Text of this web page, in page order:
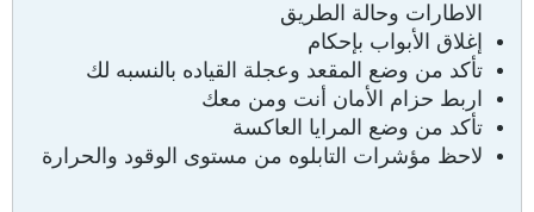
الاطارات وحالة الطريق
إغلاق الأبواب بإحكام
تأكد من وضع المقعد وعجلة القياده بالنسبه لك
اربط حزام الأمان أنت ومن معك
تأكد من وضع المرايا العاكسة
لاحظ مؤشرات التابلوه من مستوى الوقود والحرارة